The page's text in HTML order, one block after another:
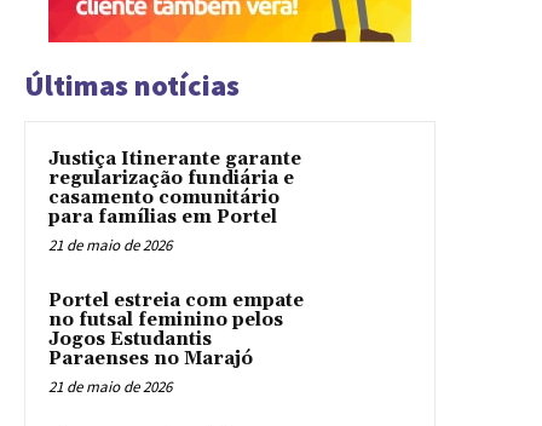
Últimas notícias
Justiça Itinerante garante
regularização fundiária e
casamento comunitário
para famílias em Portel
21 de maio de 2026
Portel estreia com empate
no futsal feminino pelos
Jogos Estudantis
Paraenses no Marajó
21 de maio de 2026